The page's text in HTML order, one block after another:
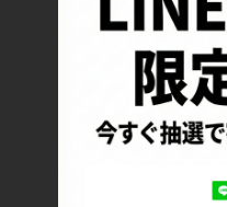
お支払い方法について
特定商取引法に基づく表記
プライバシーポリシー
ロッカーズについて